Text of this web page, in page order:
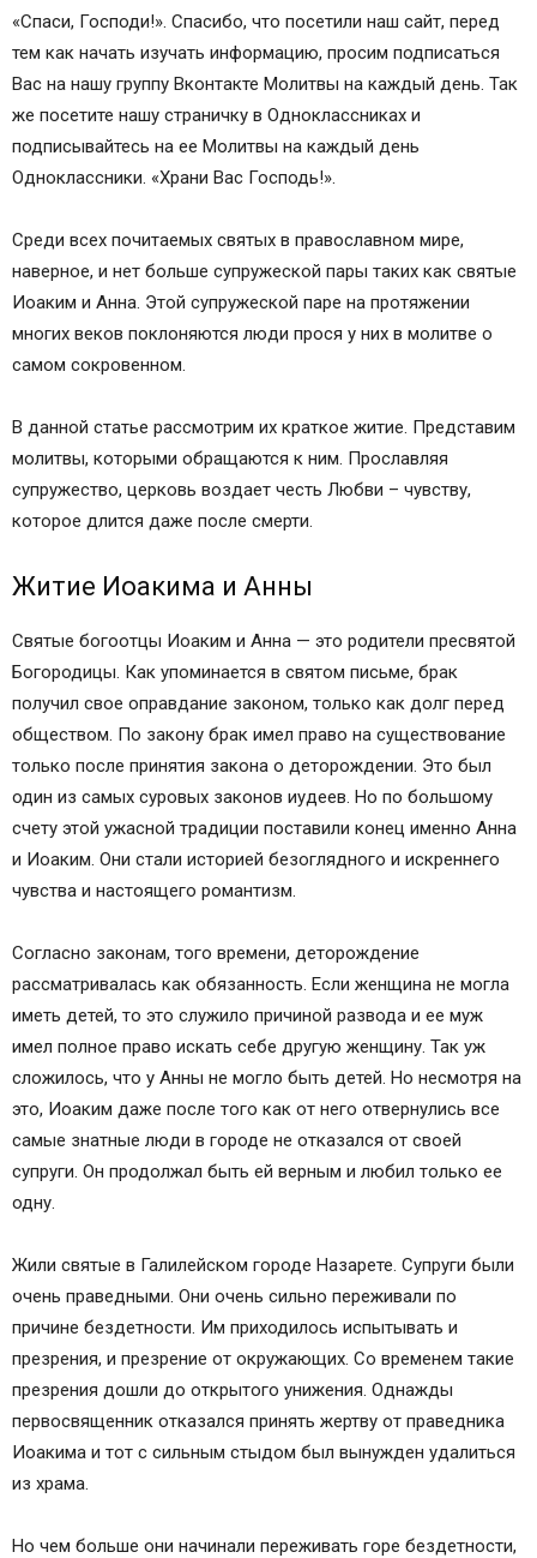
«Спаси, Господи!». Спасибо, что посетили наш сайт, перед
тем как начать изучать информацию, просим подписаться
Вас на нашу группу Вконтакте Молитвы на каждый день. Так
же посетите нашу страничку в Одноклассниках и
подписывайтесь на ее Молитвы на каждый день
Одноклассники. «Храни Вас Господь!».
Среди всех почитаемых святых в православном мире,
наверное, и нет больше супружеской пары таких как святые
Иоаким и Анна. Этой супружеской паре на протяжении
многих веков поклоняются люди прося у них в молитве о
самом сокровенном.
В данной статье рассмотрим их краткое житие. Представим
молитвы, которыми обращаются к ним. Прославляя
супружество, церковь воздает честь Любви – чувству,
которое длится даже после смерти.
Житие Иоакима и Анны
Святые богоотцы Иоаким и Анна — это родители пресвятой
Богородицы. Как упоминается в святом письме, брак
получил свое оправдание законом, только как долг перед
обществом. По закону брак имел право на существование
только после принятия закона о деторождении. Это был
один из самых суровых законов иудеев. Но по большому
счету этой ужасной традиции поставили конец именно Анна
и Иоаким. Они стали историей безоглядного и искреннего
чувства и настоящего романтизм.
Согласно законам, того времени, деторождение
рассматривалась как обязанность. Если женщина не могла
иметь детей, то это служило причиной развода и ее муж
имел полное право искать себе другую женщину. Так уж
сложилось, что у Анны не могло быть детей. Но несмотря на
это, Иоаким даже после того как от него отвернулись все
самые знатные люди в городе не отказался от своей
супруги. Он продолжал быть ей верным и любил только ее
одну.
Жили святые в Галилейском городе Назарете. Супруги были
очень праведными. Они очень сильно переживали по
причине бездетности. Им приходилось испытывать и
презрения, и презрение от окружающих. Со временем такие
презрения дошли до открытого унижения. Однажды
первосвященник отказался принять жертву от праведника
Иоакима и тот с сильным стыдом был вынужден удалиться
из храма.
Но чем больше они начинали переживать горе бездетности,